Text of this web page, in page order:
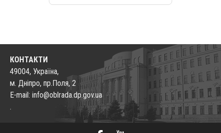
КОНТАКТИ
49004, Україна,
м. Дніпро, пр.Поля, 2
E-mail: info@oblrada.dp.gov.ua
.